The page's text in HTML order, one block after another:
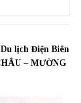
lịch Điện Biên
– MƯỜNG